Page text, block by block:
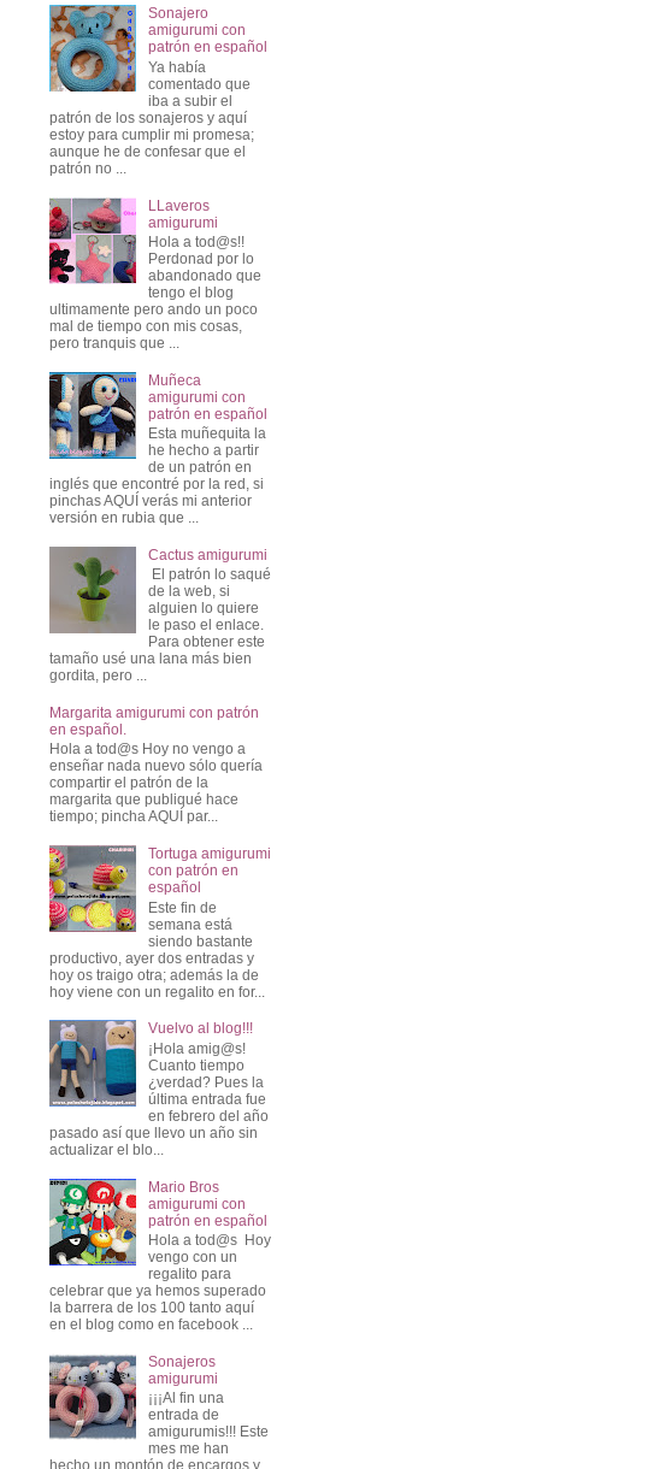
Sonajero
amigurumi con
patrón en español
Ya había
comentado que
iba a subir el
patrón de los sonajeros y aquí
estoy para cumplir mi promesa;
aunque he de confesar que el
patrón no ...
LLaveros
amigurumi
Hola a tod@s!!
Perdonad por lo
abandonado que
tengo el blog
ultimamente pero ando un poco
mal de tiempo con mis cosas,
pero tranquis que ...
Muñeca
amigurumi con
patrón en español
Esta muñequita la
he hecho a partir
de un patrón en
inglés que encontré por la red, si
pinchas AQUÍ verás mi anterior
versión en rubia que ...
Cactus amigurumi
El patrón lo saqué
de la web, si
alguien lo quiere
le paso el enlace.
Para obtener este
tamaño usé una lana más bien
gordita, pero ...
Margarita amigurumi con patrón
en español.
Hola a tod@s Hoy no vengo a
enseñar nada nuevo sólo quería
compartir el patrón de la
margarita que publiqué hace
tiempo; pincha AQUÍ par...
Tortuga amigurumi
con patrón en
español
Este fin de
semana está
siendo bastante
productivo, ayer dos entradas y
hoy os traigo otra; además la de
hoy viene con un regalito en for...
Vuelvo al blog!!!
¡Hola amig@s!
Cuanto tiempo
¿verdad? Pues la
última entrada fue
en febrero del año
pasado así que llevo un año sin
actualizar el blo...
Mario Bros
amigurumi con
patrón en español
Hola a tod@s Hoy
vengo con un
regalito para
celebrar que ya hemos superado
la barrera de los 100 tanto aquí
en el blog como en facebook ...
Sonajeros
amigurumi
¡¡¡Al fin una
entrada de
amigurumis!!! Este
mes me han
hecho un montón de encargos y